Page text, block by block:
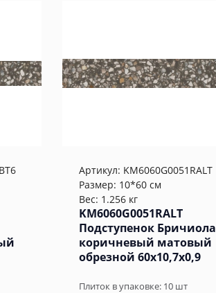
Артикул: KM6060G0051RALT
Размер: 10*60 см
Вес: 1.256 кг
KM6060G0051RALT
Подступенок Бричиола
коричневый матовый
обрезной 60x10,7x0,9
Плиток в упаковке: 10 шт